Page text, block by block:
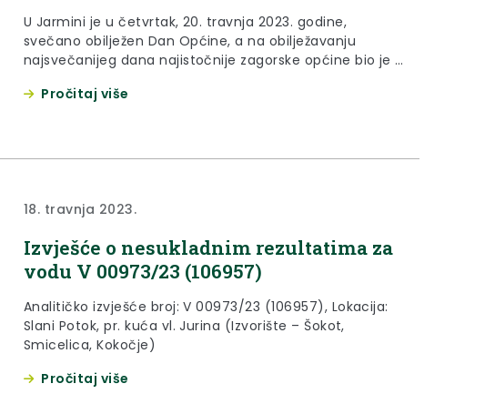
U Jarmini je u četvrtak, 20. travnja 2023. godine,
svečano obilježen Dan Općine, a na obilježavanju
najsvečanijeg dana najistočnije zagorske općine bio je i
Pročitaj više
18. travnja 2023.
Izvješće o nesukladnim rezultatima za
vodu V 00973/23 (106957)
Analitičko izvješće broj: V 00973/23 (106957), Lokacija:
Slani Potok, pr. kuća vl. Jurina (Izvorište – Šokot,
Smicelica, Kokočje)
Pročitaj više